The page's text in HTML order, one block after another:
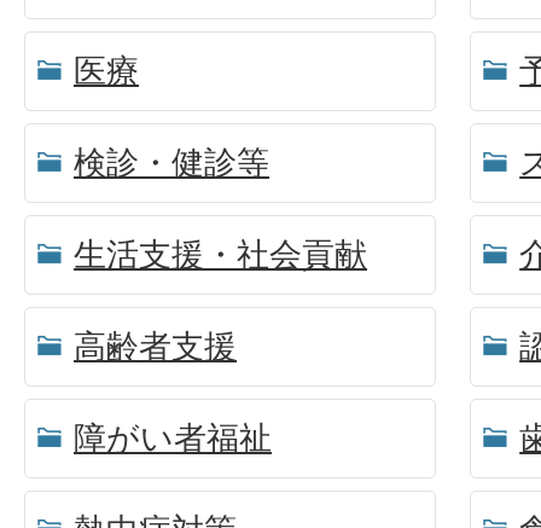
医療
検診・健診等
生活支援・社会貢献
高齢者支援
障がい者福祉